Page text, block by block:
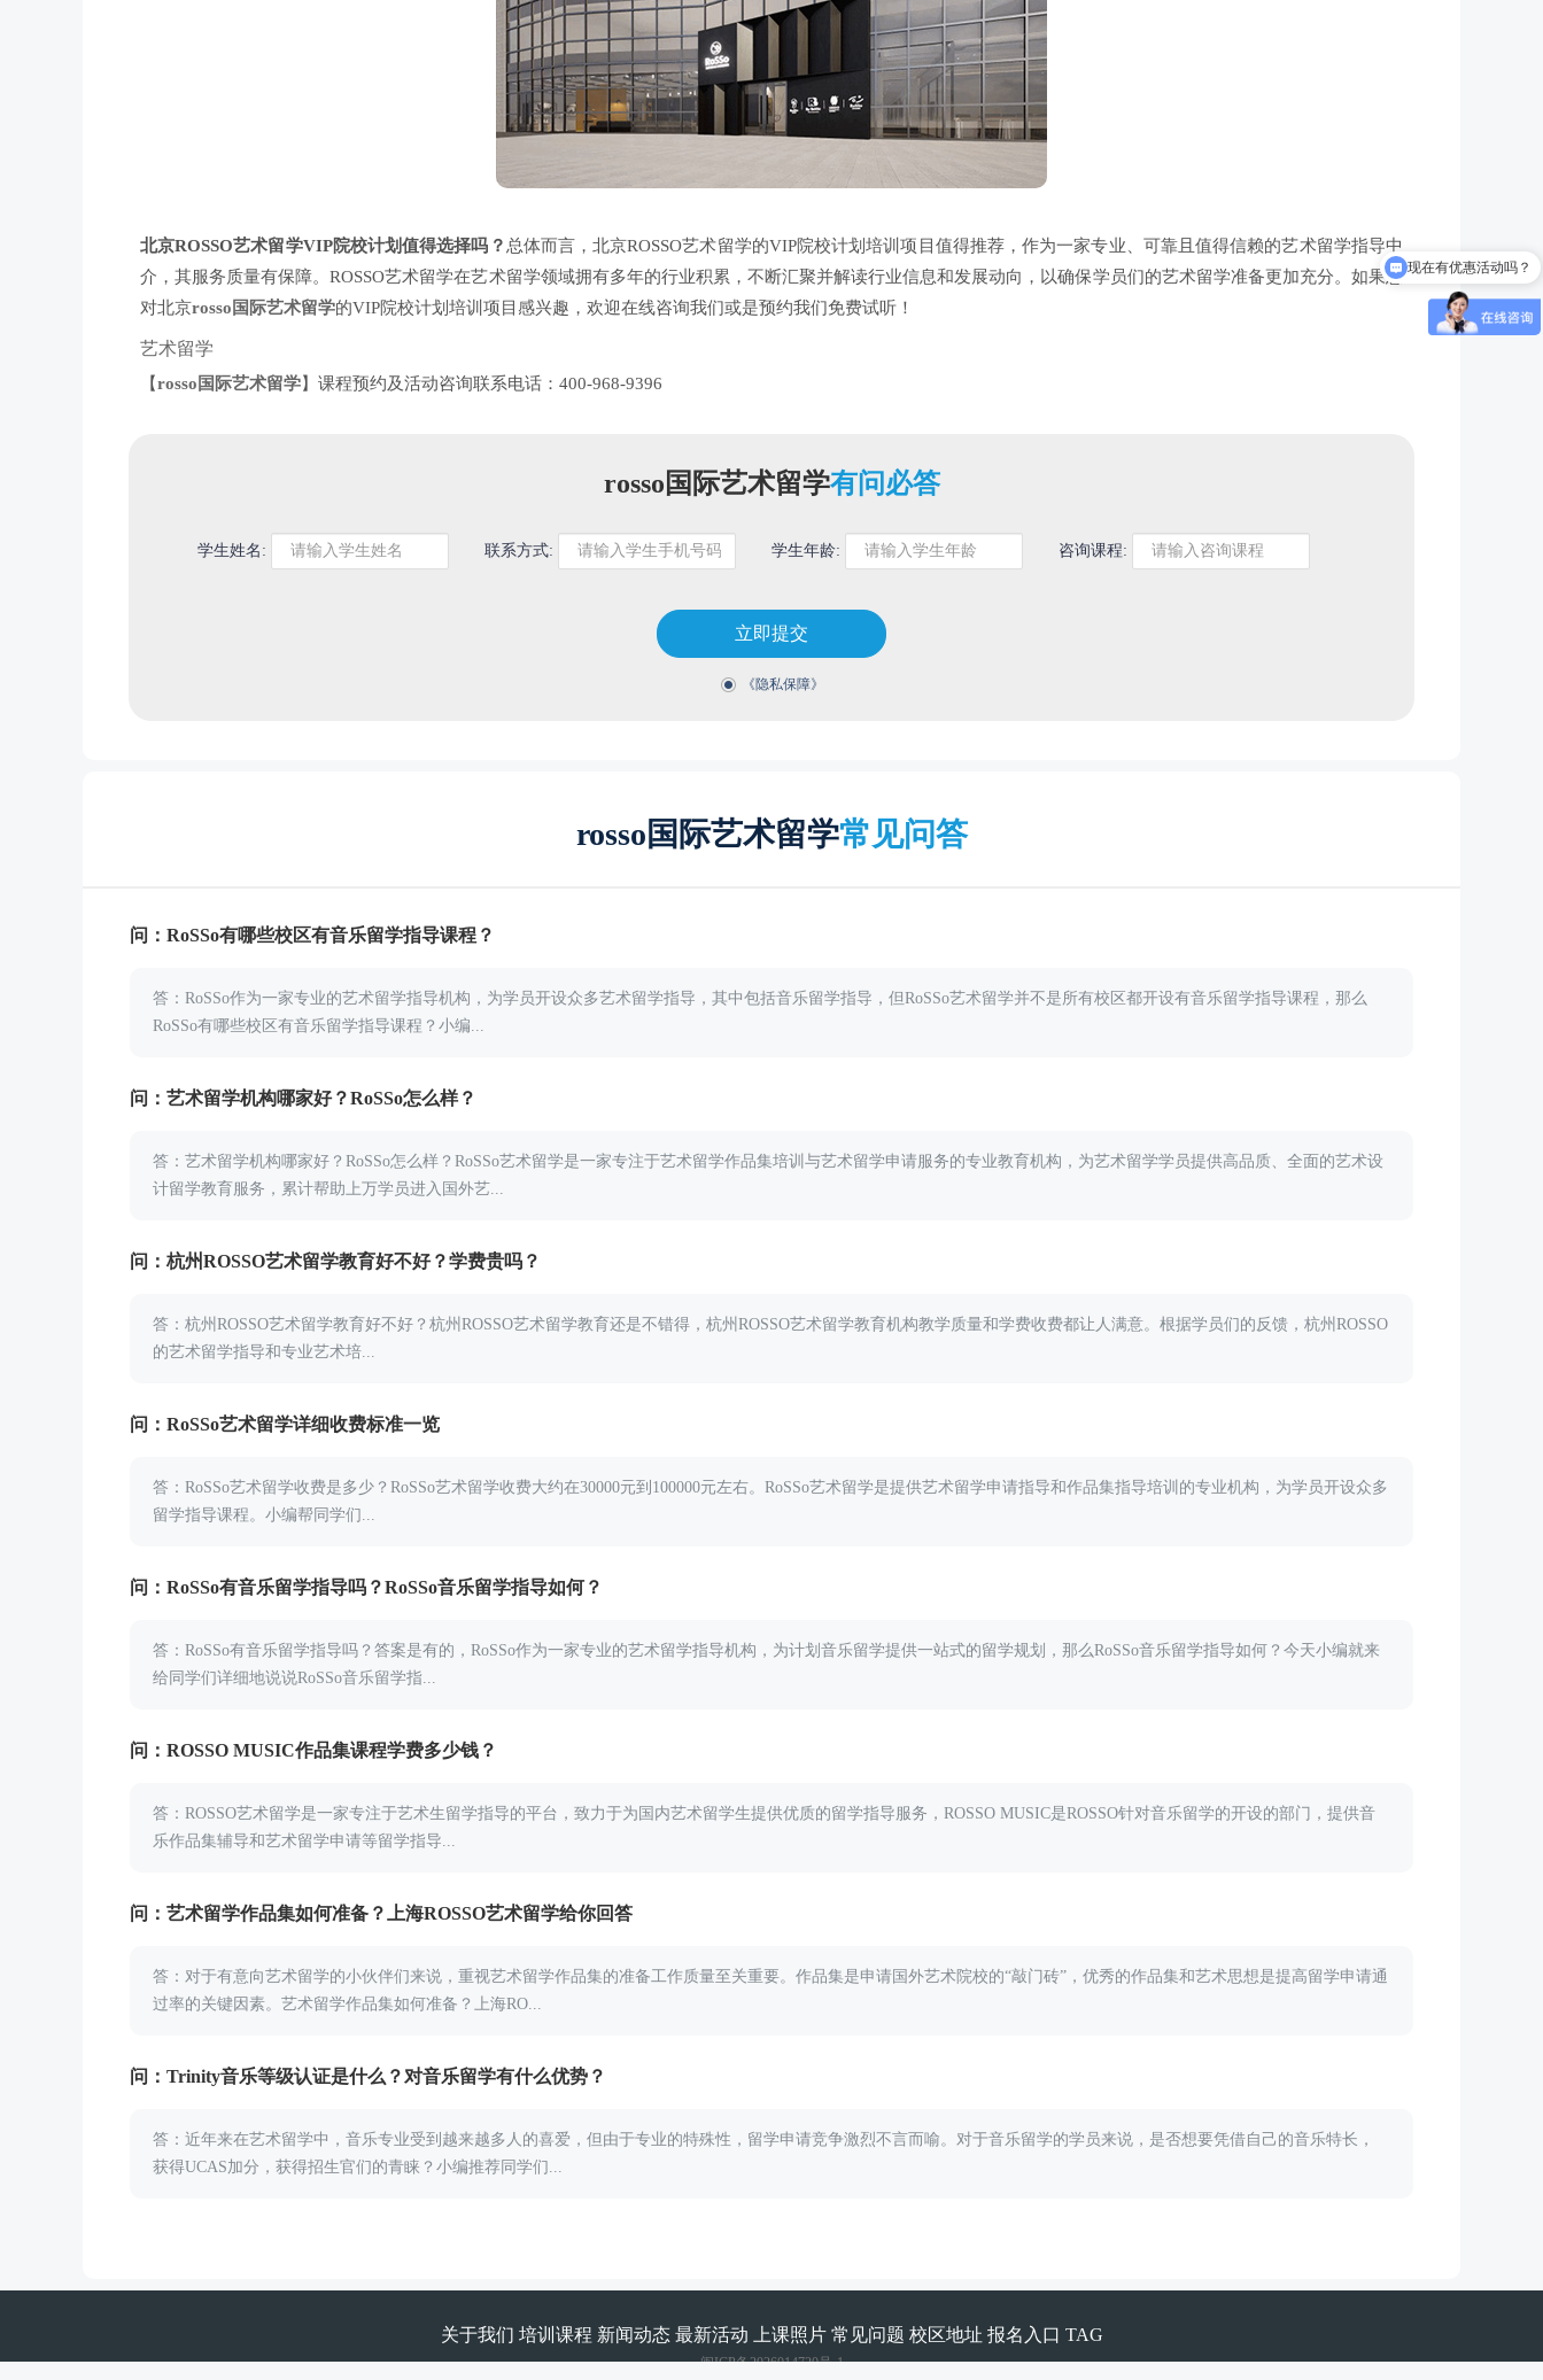
北京ROSSO艺术留学VIP院校计划值得选择吗？ 总体而言，北京ROSSO艺术留学的VIP院校计划培训项目值得推荐，作为一家专业、可靠且值得信赖的艺术留学指导中
介，其服务质量有保障。ROSSO艺术留学在艺术留学领域拥有多年的行业积累，不断汇聚并解读行业信息和发展动向，以确保学员们的艺术留学准备更加充分。如果您
对北京rosso国际艺术留学的VIP院校计划培训项目感兴趣，欢迎在线咨询我们或是预约我们免费试听！
艺术留学
【rosso国际艺术留学】课程预约及活动咨询联系电话： 400-968-9396
rosso国际艺术留学有问必答
学生姓名: 联系方式: 学生年龄: 咨询课程:
立即提交
《隐私保障》
rosso国际艺术留学常见问答
问：RoSSo有哪些校区有音乐留学指导课程？
答：RoSSo作为一家专业的艺术留学指导机构，为学员开设众多艺术留学指导，其中包括音乐留学指导，但RoSSo艺术留学并不是所有校区都开设有音乐留学指导课程，那么
RoSSo有哪些校区有音乐留学指导课程？小编...
问：艺术留学机构哪家好？RoSSo怎么样？
答：艺术留学机构哪家好？RoSSo怎么样？RoSSo艺术留学是一家专注于艺术留学作品集培训与艺术留学申请服务的专业教育机构，为艺术留学学员提供高品质、全面的艺术设
计留学教育服务，累计帮助上万学员进入国外艺...
问：杭州ROSSO艺术留学教育好不好？学费贵吗？
答：杭州ROSSO艺术留学教育好不好？杭州ROSSO艺术留学教育还是不错得，杭州ROSSO艺术留学教育机构教学质量和学费收费都让人满意。根据学员们的反馈，杭州ROSSO
的艺术留学指导和专业艺术培...
问：RoSSo艺术留学详细收费标准一览
答：RoSSo艺术留学收费是多少？RoSSo艺术留学收费大约在30000元到100000元左右。RoSSo艺术留学是提供艺术留学申请指导和作品集指导培训的专业机构，为学员开设众多
留学指导课程。小编帮同学们...
问：RoSSo有音乐留学指导吗？RoSSo音乐留学指导如何？
答：RoSSo有音乐留学指导吗？答案是有的，RoSSo作为一家专业的艺术留学指导机构，为计划音乐留学提供一站式的留学规划，那么RoSSo音乐留学指导如何？今天小编就来
给同学们详细地说说RoSSo音乐留学指...
问：ROSSO MUSIC作品集课程学费多少钱？
答：ROSSO艺术留学是一家专注于艺术生留学指导的平台，致力于为国内艺术留学生提供优质的留学指导服务，ROSSO MUSIC是ROSSO针对音乐留学的开设的部门，提供音
乐作品集辅导和艺术留学申请等留学指导...
问：艺术留学作品集如何准备？上海ROSSO艺术留学给你回答
答：对于有意向艺术留学的小伙伴们来说，重视艺术留学作品集的准备工作质量至关重要。作品集是申请国外艺术院校的“敲门砖”，优秀的作品集和艺术思想是提高留学申请通
过率的关键因素。艺术留学作品集如何准备？上海RO...
问：Trinity音乐等级认证是什么？对音乐留学有什么优势？
答：近年来在艺术留学中，音乐专业受到越来越多人的喜爱，但由于专业的特殊性，留学申请竞争激烈不言而喻。对于音乐留学的学员来说，是否想要凭借自己的音乐特长，
获得UCAS加分，获得招生官们的青睐？小编推荐同学们...
关于我们 培训课程 新闻动态 最新活动 上课照片 常见问题 校区地址 报名入口 TAG
闽ICP备2026014720号-1
怎么试听？